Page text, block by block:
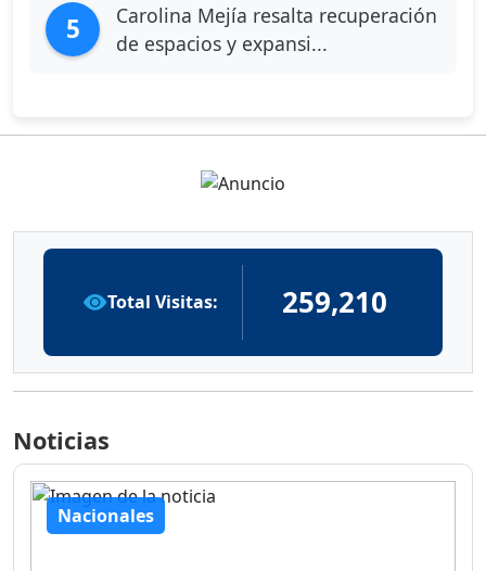
5
Carolina Mejía resalta recuperación
de espacios y expansi...
Total Visitas: 259,210
Noticias
Nacionales